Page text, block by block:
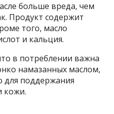
больше вреда, чем
Продукт содержит
того, масло
и кальция.
в потреблении важна
намазанных маслом,
для поддержания
кожи.